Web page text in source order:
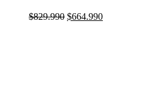
$829.990 El
$664.990El